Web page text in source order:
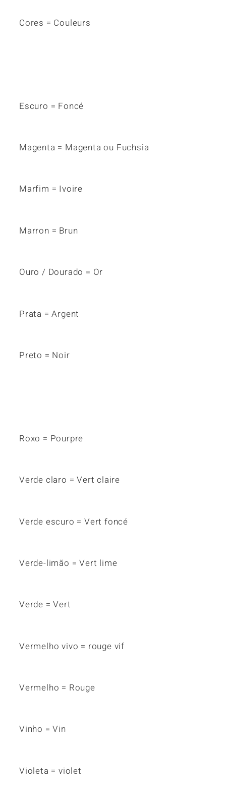
Cores = Couleurs
Escuro = Foncé
Magenta = Magenta ou Fuchsia
Marfim = Ivoire
Marron = Brun
Ouro / Dourado = Or
Prata = Argent
Preto = Noir
Roxo = Pourpre
Verde claro = Vert claire
Verde escuro = Vert foncé
Verde-limão = Vert lime
Verde = Vert
Vermelho vivo = rouge vif
Vermelho = Rouge
Vinho = Vin
Violeta = violet